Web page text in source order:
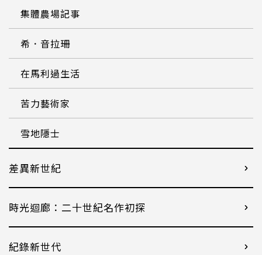
集體農場記事
希．音拉珊
在馬利過生活
苦力藝術家
雪地隱士
差異新世紀
時光迴廊：二十世紀名作初探
紀錄新世代